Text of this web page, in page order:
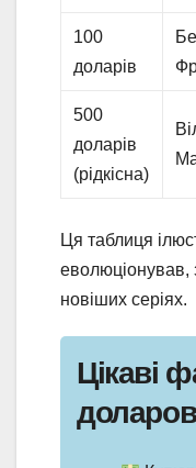
100
доларів
500
доларів
(рідкісна)
Ця таблиця
еволюціонував,
новіших серіях.
Цікаві